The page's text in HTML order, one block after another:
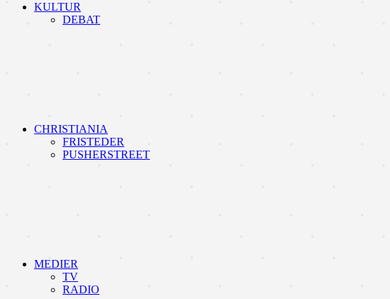
KULTUR
DEBAT
CHRISTIANIA
FRISTEDER
PUSHERSTREET
MEDIER
TV
RADIO